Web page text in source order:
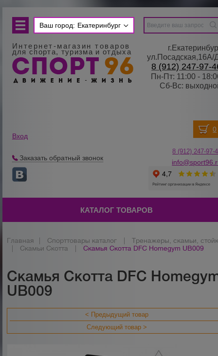
Ваш город: Екатеринбург
Интернет-магазин товаров
для спорта, туризма и отдыха
8 (912) 247-97-
Пн-Пт: 11:00 -
Сб-Вс:
Вход
Заказать обратный звонок
8 (912) 247-97-
КАТАЛОГ ТОВАРОВ
Главная Спорттовары каталог
Тренажеры, скамьи,
Скамьи Скотта Скамья Скотта DFC Homegym UB009
Скамья Скотта DFC
UB009
< Предыдущий товар
Следующий товар >